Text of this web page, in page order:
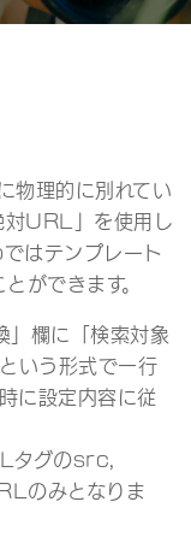
物理的に別れてい
対URL」を使用し
テンプレート
ができます。
」欄に「検索対象
いう形式で一行
に設定内容に従
タグのsrc,
みとなりま